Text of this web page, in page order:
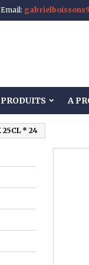
Email:
A
25CL * 24